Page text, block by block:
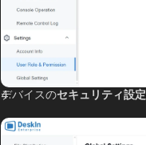
デバイスのセキュリティ設定